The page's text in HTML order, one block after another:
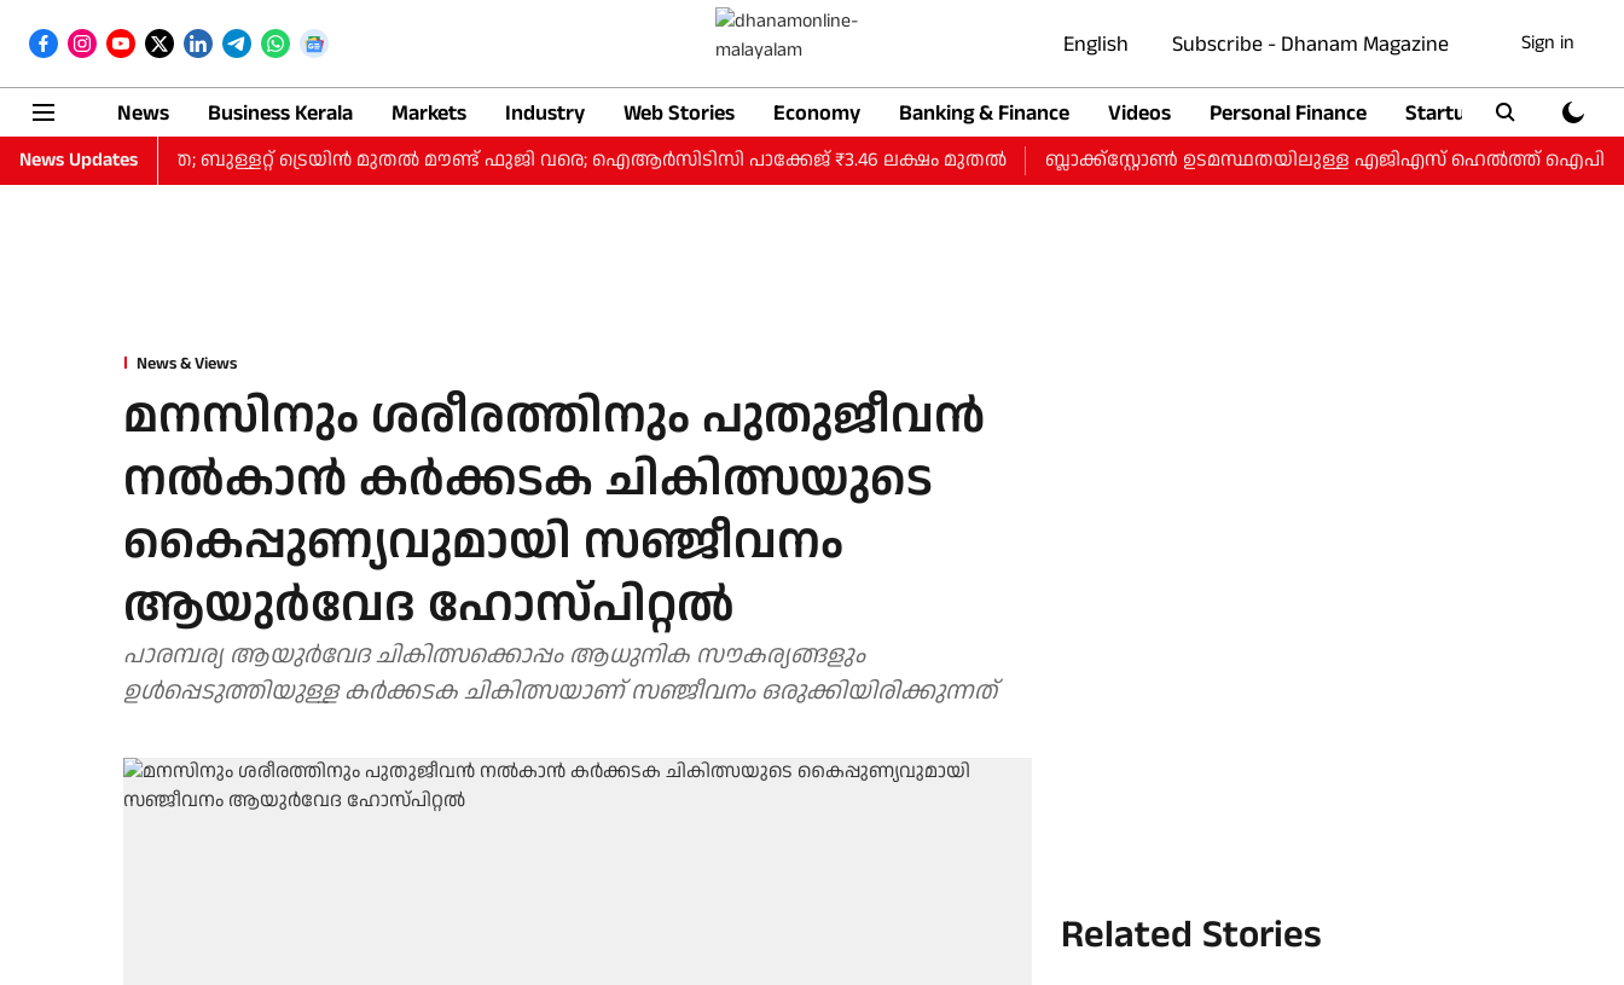
English Subscribe - Dhanam Magazine Sign in
News Business Kerala Markets Industry Web Stories Economy Banking & Finance Videos Personal Finance Startup
News Updatesയാത്ര; ബുള്ളറ്റ് ട്രെയിന്‍ മുതല്‍ മൗണ്ട് ഫുജി വരെ; ഐആര്‍സിടിസി പാക്കേജ് ₹3.46 ലക്ഷം മുതല്‍ ബ്ലാക്ക്‌സ്റ്റോൺ ഉടമസ്ഥതയിലുള്ള എജിഎസ് ഹെൽത്ത് ഐപിഒയ്ക്ക്;
News & Views
മനസിനും ശരീരത്തിനും പുതുജീവന്‍
നല്‍കാന്‍ കര്‍ക്കടക ചികിത്സയുടെ
കൈപ്പുണ്യവുമായി സഞ്ജീവനം
ആയുര്‍വേദ ഹോസ്പിറ്റല്‍
പാരമ്പര്യ ആയുര്‍വേദ ചികിത്സക്കൊപ്പം ആധുനിക സൗകര്യങ്ങളും
ഉള്‍പ്പെടുത്തിയുള്ള കര്‍ക്കടക ചികിത്സയാണ് സഞ്ജീവനം ഒരുക്കിയിരിക്കുന്നത്
Related Stories